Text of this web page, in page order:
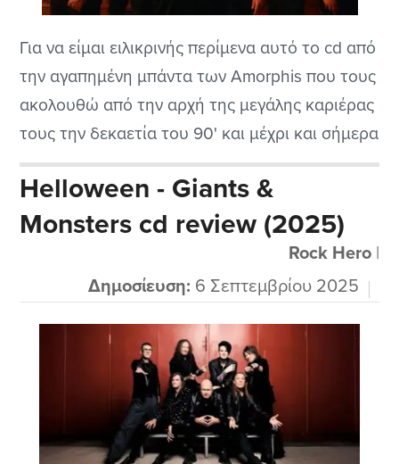
Για να είμαι ειλικρινής περίμενα αυτό το cd από
την αγαπημένη μπάντα των Amorphis που τους
ακολουθώ από την αρχή της μεγάλης καριέρας
τους την δεκαετία του 90' και μέχρι και σήμερα
που μας παρουσίασαν αυτό το καινούριο
δημιούργημα. Μάλιστα έχουν αλλάξει και το
στυλ τους και από σκληρό ήχο στα πρώτα cd
Helloween - Giants &
Monsters cd review (2025)
Rock Hero|
Δημοσίευση: 6 Σεπτεμβρίου 2025